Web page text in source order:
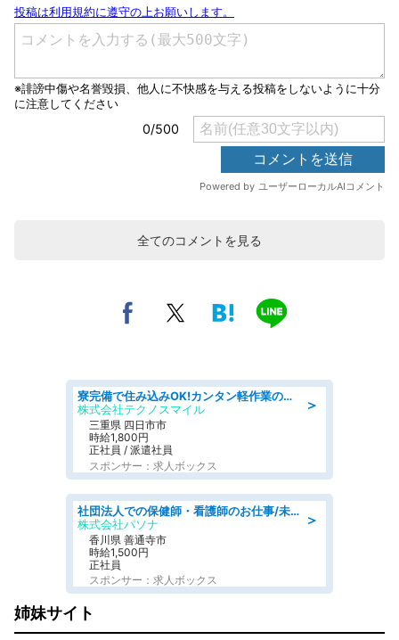
全てのコメントを見る
＞
寮完備で住み込みOK!カンタン軽作業のお仕事 denso aichi
株式会社テクノスマイル
三重県 四日市市
時給1,800円
正社員 / 派遣社員
スポンサー：求人ボックス
＞
社団法人での保健師・看護師のお仕事/未経験OK/要資格:普通免許、保健師、正看護師
株式会社パソナ
香川県 善通寺市
時給1,500円
正社員
スポンサー：求人ボックス
姉妹サイト